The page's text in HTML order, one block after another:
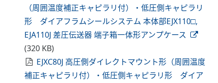
（周囲温度補正キャピラリ付）・低圧側キャピラリ
形 ダイアフラムシールシステム 本体部EJX110□,
EJA110J 差圧伝送器 端子箱一体形アンプケース
(320 KB)
EJXC80J 高圧側ダイレクトマウント形（周囲温度
補正キャピラリ付）・低圧側キャピラリ形 ダイア